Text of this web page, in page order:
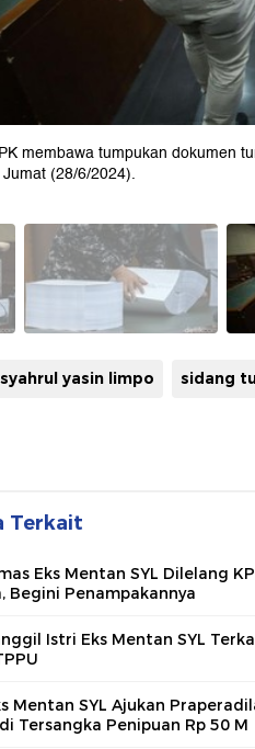
membawa tumpukan dokumen
(28/6/2024).
syahrul yasin limpo sidang
Terkait
Eks Mentan SYL Dilelang
Begini Penampakannya
Istri Eks Mentan SYL
Mentan SYL Ajukan
Tersangka Penipuan Rp 50 M